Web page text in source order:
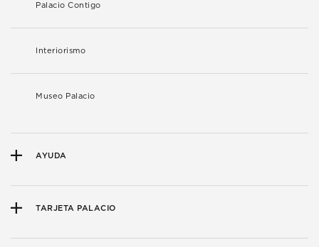
Palacio Contigo
Interiorismo
Museo Palacio
AYUDA
TARJETA PALACIO